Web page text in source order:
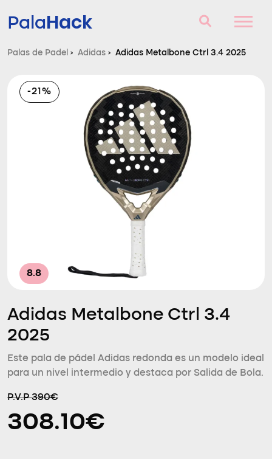
PalaHack
Consultorio
Comparador
Palas de Padel › Adidas › Adidas Metalbone Ctrl 3.4 2025
-21%
8.8
Adidas Metalbone Ctrl 3.4
2025
Este pala de pádel Adidas redonda es un modelo ideal
para un nivel intermedio y destaca por Salida de Bola.
P.V.P 390€
308.10€